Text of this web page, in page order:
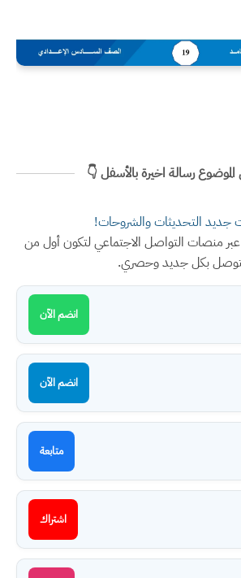
الموضوع رسالة اخيرة بالأسفل 👇
جديد التحديثات والشروحات!
عبر منصات التواصل الاجتماعي لتكون أول من
بكل جديد وحصري.
انضم الآن
انضم الآن
متابعة
اشتراك